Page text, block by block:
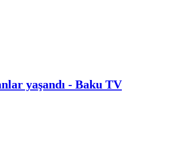
yaşandı - Baku TV